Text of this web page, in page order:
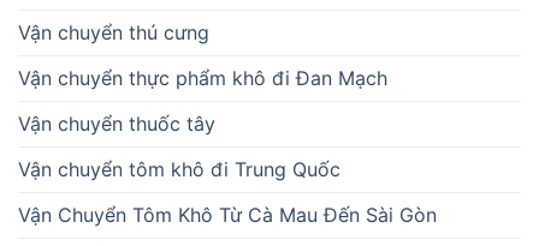
Vận chuyển thú cưng
Vận chuyển thực phẩm khô đi Đan Mạch
Vận chuyển thuốc tây
Vận chuyển tôm khô đi Trung Quốc
Vận Chuyển Tôm Khô Từ Cà Mau Đến Sài Gòn